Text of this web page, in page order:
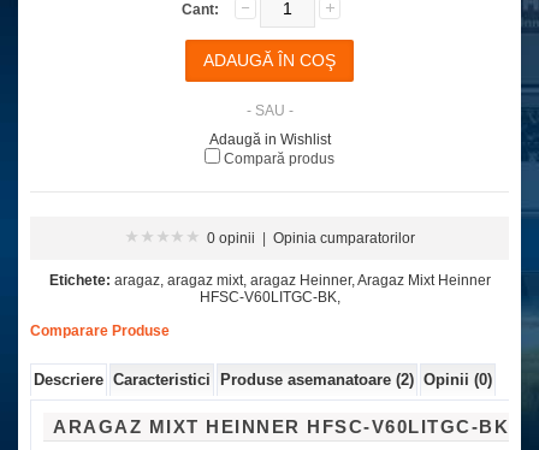
Cant:
- SAU -
Adaugă in Wishlist
Compară produs
0 opinii Opinia cumparatorilor
Etichete: aragaz, aragaz mixt, aragaz Heinner,Aragaz Mixt Heinner
HFSC-V60LITGC-BK,
Comparare Produse
Descriere Caracteristici Produse asemanatoare (2) Opinii (0)
ARAGAZ MIXT HEINNER HFSC-V60LITGC-BK